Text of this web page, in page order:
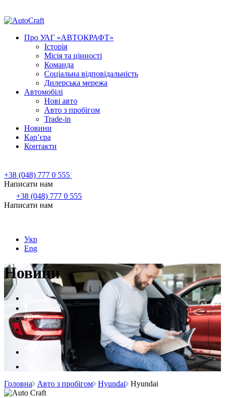
Про УАГ «АВТОКРАФТ»
Історія
Місія та цінності
Команда
Соціальна відповідальність
Дилерська мережа
Автомобілі
Нові авто
Авто з пробігом
Trade-in
Новини
Кар’єра
Контакти
+38 (048) 777 0 555
Написати нам
+38 (048) 777 0 555
Написати нам
Укр
Eng
Новини
Головна Авто з пробігом Hyundai Hyundai